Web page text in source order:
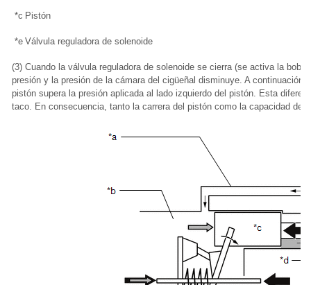
*c Pistón
*e Válvula reguladora de solenoide
(3) Cuando la válvula reguladora de solenoide se cierra (se activa la
presión y la presión de la cámara del cigüeñal disminuye. A
pistón supera la presión aplicada al lado izquierdo del pistón. Esta
taco. En consecuencia, tanto la carrera del pistón como la capacidad de